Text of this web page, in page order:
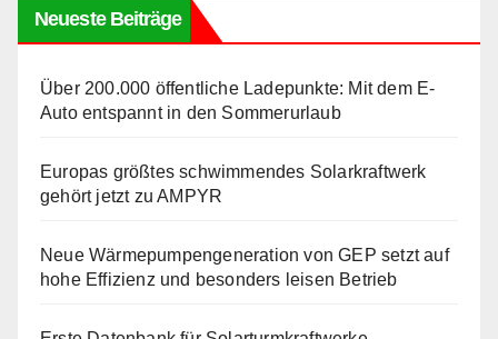
Neueste Beiträge
Über 200.000 öffentliche Ladepunkte: Mit dem E-
Auto entspannt in den Sommerurlaub
Europas größtes schwimmendes Solarkraftwerk
gehört jetzt zu AMPYR
Neue Wärmepumpengeneration von GEP setzt auf
hohe Effizienz und besonders leisen Betrieb